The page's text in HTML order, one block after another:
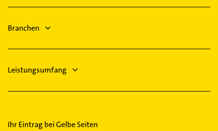
Ahlen Westfalen
Fröndenberg /Ruhr
Putzfrau
Maler
Fensterbauer
Branchen
Leistungsumfang
Ihr Eintrag bei Gelbe Seiten